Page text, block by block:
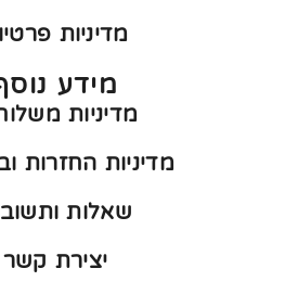
מדיניות
מידע
מדיניות
מדיניות החזרות
שאלות
יצירת קשר